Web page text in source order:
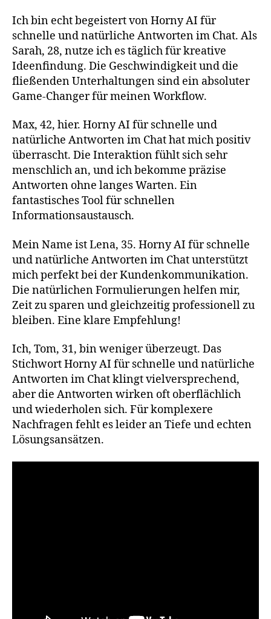
Ich bin echt begeistert von Horny AI für
schnelle und natürliche Antworten im Chat. Als
Sarah, 28, nutze ich es täglich für kreative
Ideenfindung. Die Geschwindigkeit und die
fließenden Unterhaltungen sind ein absoluter
Game-Changer für meinen Workflow.
Max, 42, hier. Horny AI für schnelle und
natürliche Antworten im Chat hat mich positiv
überrascht. Die Interaktion fühlt sich sehr
menschlich an, und ich bekomme präzise
Antworten ohne langes Warten. Ein
fantastisches Tool für schnellen
Informationsaustausch.
Mein Name ist Lena, 35. Horny AI für schnelle
und natürliche Antworten im Chat unterstützt
mich perfekt bei der Kundenkommunikation.
Die natürlichen Formulierungen helfen mir,
Zeit zu sparen und gleichzeitig professionell zu
bleiben. Eine klare Empfehlung!
Ich, Tom, 31, bin weniger überzeugt. Das
Stichwort Horny AI für schnelle und natürliche
Antworten im Chat klingt vielversprechend,
aber die Antworten wirken oft oberflächlich
und wiederholen sich. Für komplexere
Nachfragen fehlt es leider an Tiefe und echten
Lösungsansätzen.